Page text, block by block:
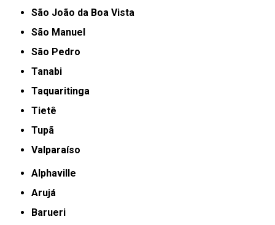
São João da Boa Vista
São Manuel
São Pedro
Tanabi
Taquaritinga
Tietê
Tupã
Valparaíso
Alphaville
Arujá
Barueri